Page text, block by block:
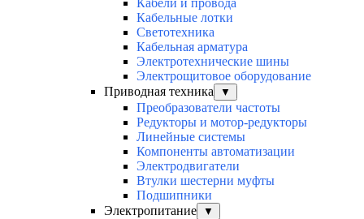
Кабели и провода
Кабельные лотки
Светотехника
Кабельная арматура
Электротехнические шины
Электрощитовое оборудование
Приводная техника
▼
Преобразователи частоты
Редукторы и мотор-редукторы
Линейные системы
Компоненты автоматизации
Электродвигатели
Втулки шестерни муфты
Подшипники
Электропитание
▼